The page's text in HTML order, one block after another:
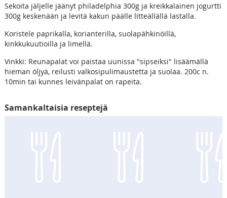
Sekoita jäljelle jäänyt philadelphia 300g ja kreikkalainen jogurtti
300g keskenään ja levitä kakun päälle litteällällä lastalla.
Koristele paprikalla, korianterilla, suolapähkinöillä,
kinkkukuutioilla ja limellä.
Vinkki: Reunapalat voi paistaa uunissa "sipseiksi" lisäämällä
hieman öljyä, reilusti valkosipulimaustetta ja suolaa. 200c n.
10min tai kunnes leivänpalat on rapeita.
Samankaltaisia reseptejä